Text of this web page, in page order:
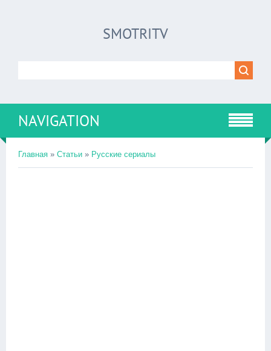
SMOTRITV
NAVIGATION
Главная » Статьи » Русские сериалы